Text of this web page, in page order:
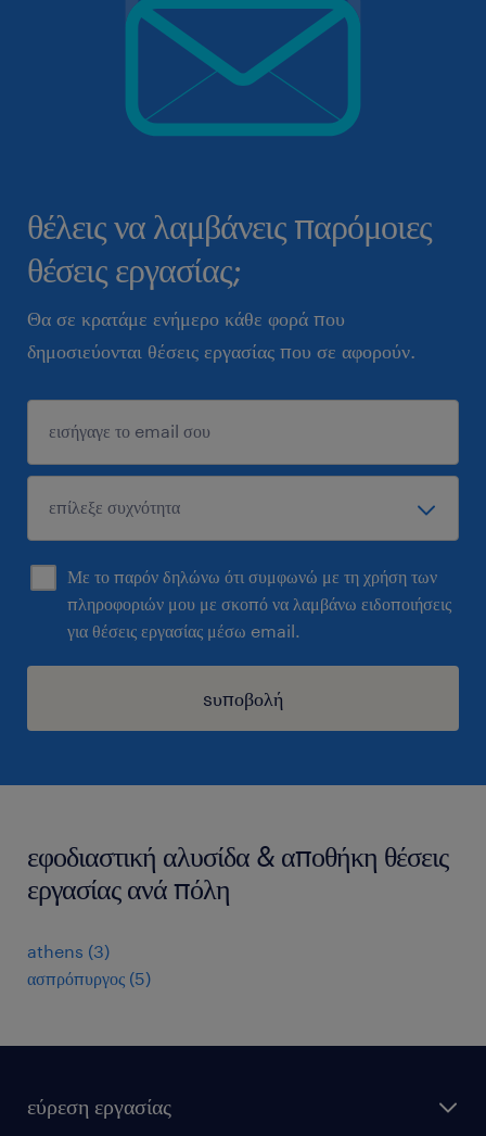
θέλεις να λαμβάνεις παρόμοιες
θέσεις εργασίας;
Θα σε κρατάμε ενήμερο κάθε φορά που
δημοσιεύονται θέσεις εργασίας που σε αφορούν.
Με το παρόν δηλώνω ότι συμφωνώ με τη χρήση των
πληροφοριών μου με σκοπό να λαμβάνω ειδοποιήσεις
για θέσεις εργασίας μέσω email.
sυποβολή
εφοδιαστική αλυσίδα & αποθήκη θέσεις
εργασίας ανά πόλη
athens (3)
ασπρόπυργος (5)
εύρεση εργασίας